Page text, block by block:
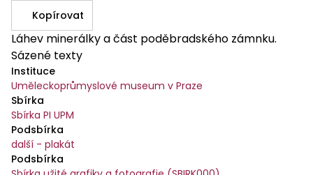
Kopírovat
Láhev minerálky a část poděbradského zámnku.
Sázené texty
Instituce
Uměleckoprůmyslové museum v Praze
Sbírka
Sbírka PI UPM
Podsbírka
další - plakát
Podsbírka